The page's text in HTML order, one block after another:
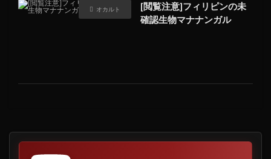
オカルト
[閲覧注意]フィリピンの未
確認生物マナナンガル